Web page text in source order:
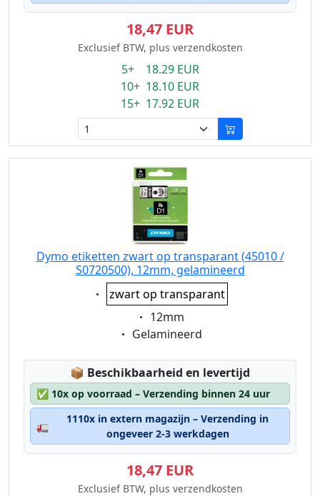
18,47 EUR
Exclusief BTW, plus verzendkosten
5+ 18.29 EUR
10+ 18.10 EUR
15+ 17.92 EUR
Dymo etiketten zwart op transparant (45010 /
S0720500), 12mm, gelamineerd
Eigenschaft:
zwart op transparant
Eigenschaft:
12mm
Eigenschaft:
Gelamineerd
📦 Lagerstatus:
Beschikbaarheid en levertijd
✅ 10x op voorraad – Verzending binnen 24 uur
🚛
1110x in extern magazijn – Verzending in
ongeveer 2-3 werkdagen
18,47 EUR
Exclusief BTW, plus verzendkosten